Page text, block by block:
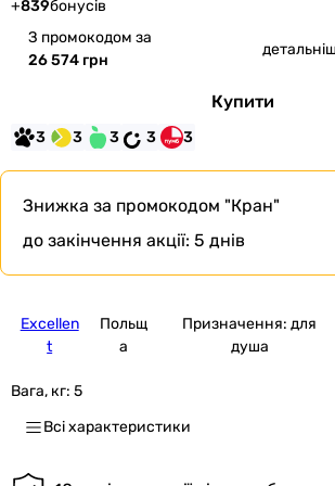
+839бонусів
З промокодом за
26 574 грн
Купити
3 3 3 3 3
Знижка за промокодом "Кран"
до закінчення акції: 5 днів
Excellen
t
Польщ
а
Призначення: для
душа
Вага, кг: 5
Всі характеристики